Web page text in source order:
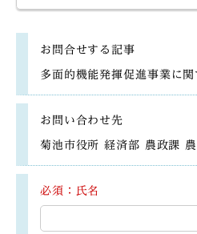
お問合せする記事
多面的機能発揮促進事業に
お問い合わせ先
菊池市役所 経済部 農政課
必須：氏名